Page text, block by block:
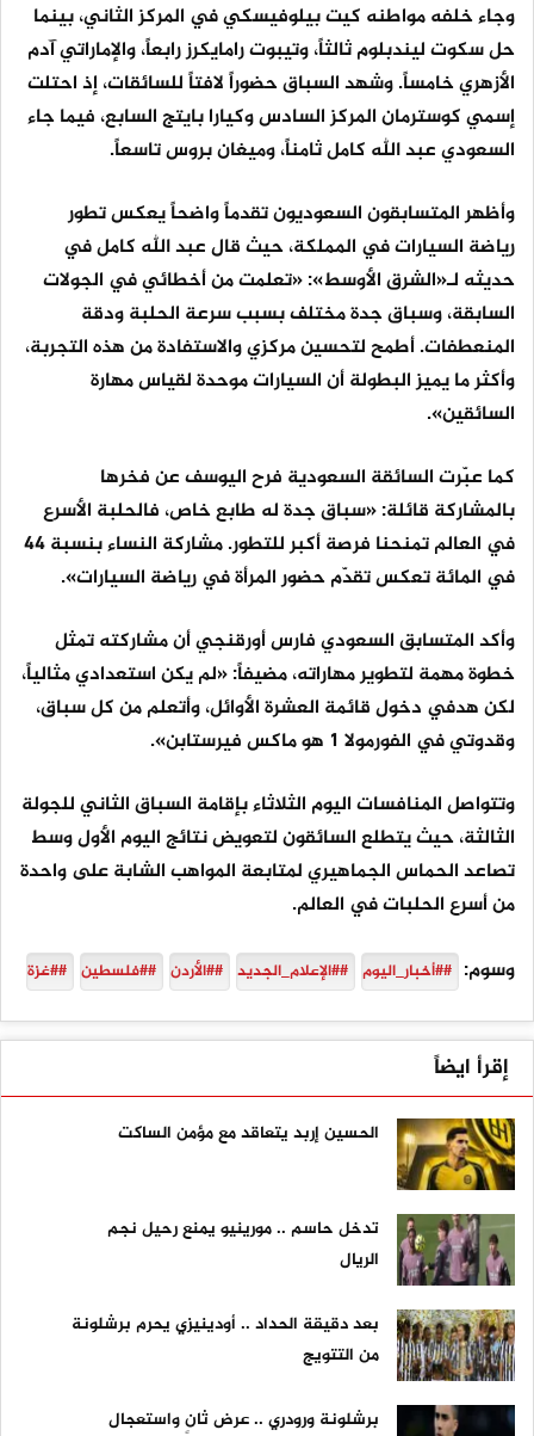
وجاء خلفه مواطنه كيت بيلوفيسكي في المركز الثاني، بينما
حل سكوت ليندبلوم ثالثاً، وتيبوت رامايكرز رابعاً، والإماراتي آدم
الأزهري خامساً. وشهد السباق حضوراً لافتاً للسائقات، إذ احتلت
إسمي كوسترمان المركز السادس وكيارا بايتج السابع، فيما جاء
السعودي عبد الله كامل ثامناً، وميغان بروس تاسعاً.
وأظهر المتسابقون السعوديون تقدماً واضحاً يعكس تطور
رياضة السيارات في المملكة، حيث قال عبد الله كامل في
حديثه لـ«الشرق الأوسط»: «تعلمت من أخطائي في الجولات
السابقة، وسباق جدة مختلف بسبب سرعة الحلبة ودقة
المنعطفات. أطمح لتحسين مركزي والاستفادة من هذه التجربة،
وأكثر ما يميز البطولة أن السيارات موحدة لقياس مهارة
السائقين».
كما عبّرت السائقة السعودية فرح اليوسف عن فخرها
بالمشاركة قائلة: «سباق جدة له طابع خاص، فالحلبة الأسرع
في العالم تمنحنا فرصة أكبر للتطور. مشاركة النساء بنسبة 44
في المائة تعكس تقدّم حضور المرأة في رياضة السيارات».
وأكد المتسابق السعودي فارس أورقنجي أن مشاركته تمثل
خطوة مهمة لتطوير مهاراته، مضيفاً: «لم يكن استعدادي مثالياً،
لكن هدفي دخول قائمة العشرة الأوائل، وأتعلم من كل سباق،
وقدوتي في الفورمولا 1 هو ماكس فيرستابن».
وتتواصل المنافسات اليوم الثلاثاء بإقامة السباق الثاني للجولة
الثالثة، حيث يتطلع السائقون لتعويض نتائج اليوم الأول وسط
تصاعد الحماس الجماهيري لمتابعة المواهب الشابة على واحدة
من أسرع الحلبات في العالم.
وسوم: ##أخبار_اليوم ##الإعلام_الجديد ##الأردن ##فلسطين ##غزة
إقرأ ايضاً
الحسين إربد يتعاقد مع مؤمن الساكت
تدخل حاسم .. مورينيو يمنع رحيل نجم
الريال
بعد دقيقة الحداد .. أودينيزي يحرم برشلونة
من التتويج
برشلونة ورودري .. عرض ثانٍ واستعجال